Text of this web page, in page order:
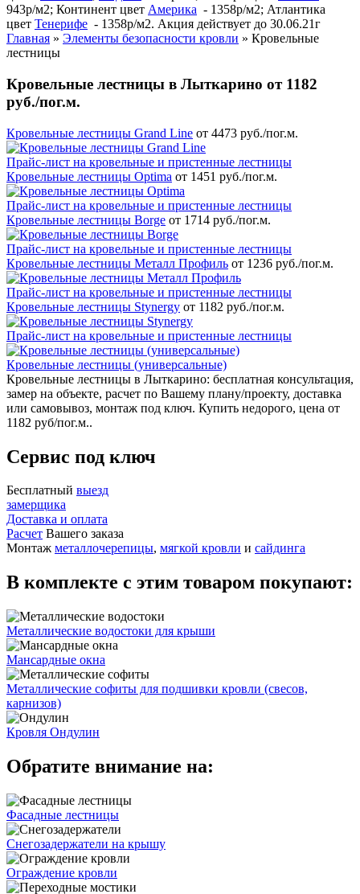
943р/м2; Континент цвет Америка - 1358р/м2; Атлантика
цвет Тенерифе - 1358р/м2. Акция действует до 30.06.21г
Главная » Элементы безопасности кровли » Кровельные
лестницы
Кровельные лестницы в Лыткарино от 1182
руб./пог.м.
Кровельные лестницы Grand Line от 4473 руб./пог.м.
Прайс-лист на кровельные и пристенные лестницы
Кровельные лестницы Optima от 1451 руб./пог.м.
Прайс-лист на кровельные и пристенные лестницы
Кровельные лестницы Borge от 1714 руб./пог.м.
Прайс-лист на кровельные и пристенные лестницы
Кровельные лестницы Металл Профиль от 1236 руб./пог.м.
Прайс-лист на кровельные и пристенные лестницы
Кровельные лестницы Stynergy от 1182 руб./пог.м.
Прайс-лист на кровельные и пристенные лестницы
Кровельные лестницы (универсальные)
Кровельные лестницы в Лыткарино: бесплатная консультация,
замер на объекте, расчет по Вашему плану/проекту, доставка
или самовывоз, монтаж под ключ. Купить недорого, цена от
1182 руб/пог.м..
Сервис под ключ
Бесплатный выезд
замерщика
Доставка и оплата
Расчет Вашего заказа
Монтаж металлочерепицы, мягкой кровли и сайдинга
В комплекте с этим товаром покупают:
Металлические водостоки для крыши
Мансардные окна
Металлические софиты для подшивки кровли (свесов,
карнизов)
Кровля Ондулин
Обратите внимание на:
Фасадные лестницы
Снегозадержатели на крышу
Ограждение кровли